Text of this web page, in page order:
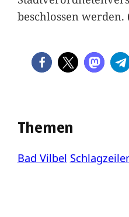
beschlossen werden.
Themen
Bad Vilbel